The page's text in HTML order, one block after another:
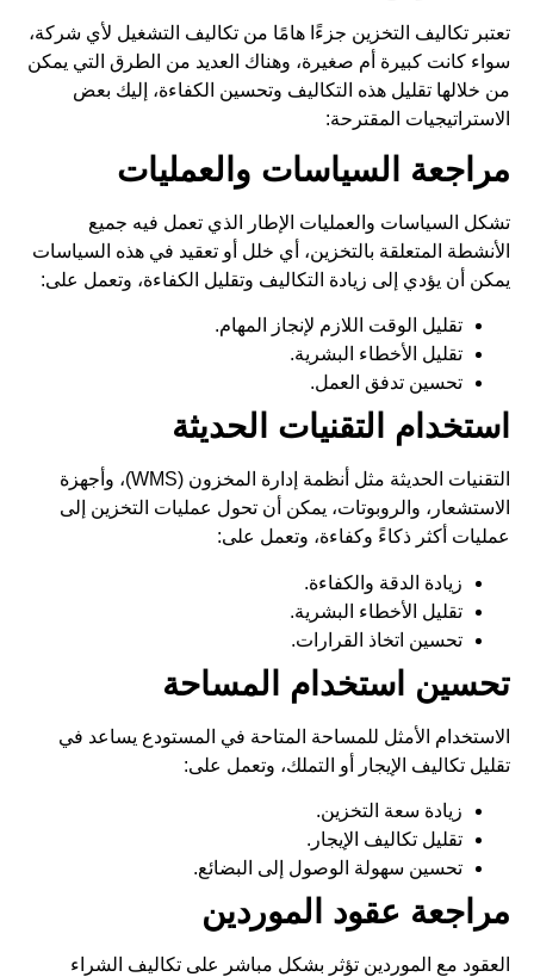
تعتبر تكاليفالتخزين جزءًا هامًا من تكاليف التشغيل لأي شركة،
سواء كانت كبيرة أم صغيرة، وهناك العديد من الطرق التي يمكن
من خلالها تقليل هذه التكاليف وتحسين الكفاءة، إليك بعض
الاستراتيجيات المقترحة:
مراجعة السياسات والعمليات
تشكل السياسات والعمليات الإطار الذي تعمل فيه جميع
الأنشطة المتعلقة بالتخزين، أي خلل أو تعقيد في هذه السياسات
يمكن أن يؤدي إلى زيادة التكاليف وتقليل الكفاءة، وتعمل على:
تقليل الوقت اللازم لإنجاز المهام.
تقليل الأخطاء البشرية.
تحسين تدفق العمل.
استخدام التقنيات الحديثة
التقنيات الحديثة مثل أنظمة إدارة المخزون (WMS)، وأجهزة
الاستشعار، والروبوتات، يمكن أن تحول عملياتالتخزين إلى
عمليات أكثر ذكاءً وكفاءة، وتعمل على:
زيادة الدقة والكفاءة.
تقليل الأخطاء البشرية.
تحسين اتخاذ القرارات.
تحسين استخدام المساحة
الاستخدام الأمثل للمساحة المتاحة في المستودع يساعد في
تقليل تكاليف الإيجار أو التملك، وتعمل على:
زيادة سعة التخزين.
تقليل تكاليف الإيجار.
تحسين سهولة الوصول إلى البضائع.
مراجعة عقود الموردين
العقود مع الموردين تؤثر بشكل مباشر على تكاليف الشراء